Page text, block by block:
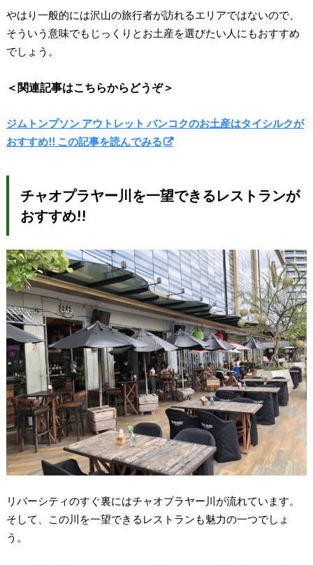
やはり一般的には沢山の旅行者が訪れるエリアではないので、
そういう意味でもじっくりとお土産を選びたい人にもおすすめ
でしょう。
＜関連記事はこちらからどうぞ＞
ジムトンプソン アウトレット バンコクのお土産はタイシルクが
おすすめ!! この記事を読んでみる
チャオプラヤー川を一望できるレストランが
おすすめ!!
リバーシティのすぐ裏にはチャオプラヤー川が流れています。
そして、この川を一望できるレストランも魅力の一つでしょ
う。